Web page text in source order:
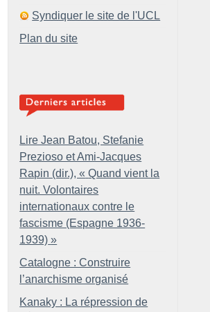
Syndiquer le site de l'UCL
Plan du site
Lire Jean Batou, Stefanie
Prezioso et Ami-Jacques
Rapin (dir.), « Quand vient la
nuit. Volontaires
internationaux contre le
fascisme (Espagne 1936-
1939) »
Catalogne : Construire
l’anarchisme organisé
Kanaky : La répression de